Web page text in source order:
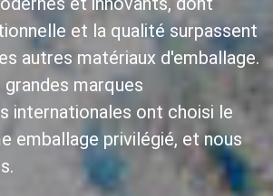
et la qualité surpassent
autres matériaux d'emballage.
marques
internationales ont choisi le
emballage privilégié, et nous